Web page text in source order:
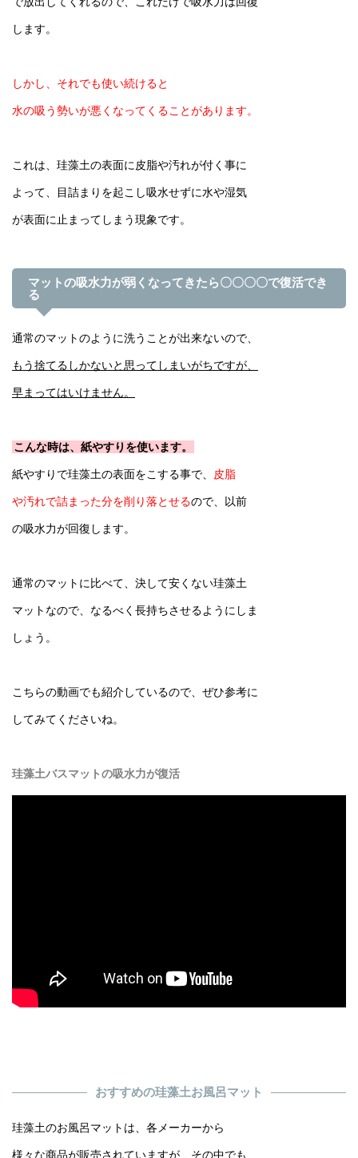
します。
しかし、それでも使い続けると
水の吸う勢いが悪くなってくることがあります。
これは、珪藻土の表面に皮脂や汚れが付く事に
よって、目詰まりを起こし吸水せずに水や湿気
が表面に止まってしまう現象です。
マットの吸水力が弱くなってきたら〇〇〇〇で復活でき
る
通常のマットのように洗うことが出来ないので、
もう捨てるしかないと思ってしまいがちですが、
早まってはいけません。
こんな時は、紙やすりを使います。
紙やすりで珪藻土の表面をこする事で、 皮脂
や汚れで詰まった分を削り落とせるので、以前
の吸水力が回復します。
通常のマットに比べて、決して安くない珪藻土
マットなので、なるべく長持ちさせるようにしま
しょう。
こちらの動画でも紹介しているので、ぜひ参考に
してみてくださいね。
珪藻土バスマットの吸水力が復活
おすすめの珪藻土お風呂マット
珪藻土のお風呂マットは、各メーカーから
様々な商品が販売されていますが、その中でも